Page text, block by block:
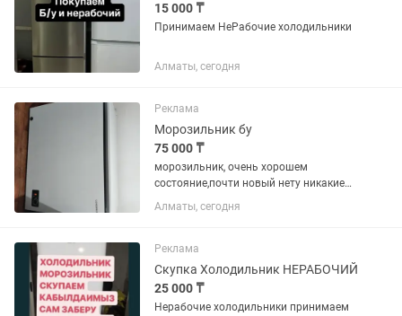
15 000 ₸
Принимаем НеРабочие холодильники
Алматы, сегодня
Реклама
Морозильник бу
75 000 ₸
морозильник, очень хорошем
состояние,почти новый нету никакие
минусы.317 л
Алматы, сегодня
Реклама
Скупка Холодильник НЕРАБОЧИЙ
25 000 ₸
Нерабочие холодильники принимаем